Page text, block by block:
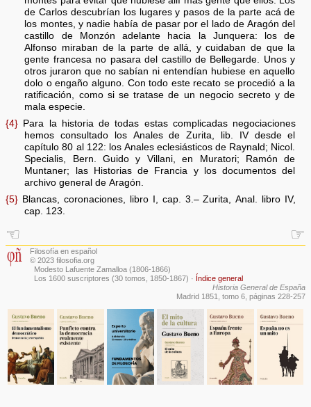
de Carlos descubrían los lugares y pasos de la parte acá de
los montes, y nadie había de pasar por el lado de Aragón del
castillo de Monzón adelante hacia la Junquera: los de
Alfonso miraban de la parte de allá, y cuidaban de que la
gente francesa no pasara del castillo de Bellegarde. Unos y
otros juraron que no sabían ni entendían hubiese en aquello
dolo o engaño alguno. Con todo este recato se procedió a la
ratificación, como si se tratase de un negocio secreto y de
mala especie.
{4} Para la historia de todas estas complicadas negociaciones
hemos consultado los Anales de Zurita, lib. IV desde el
capítulo 80 al 122: los Anales eclesiásticos de Raynald; Nicol.
Specialis, Bern. Guido y Villani, en Muratori; Ramón de
Muntaner; las Historias de Francia y los documentos del
archivo general de Aragón.
{5} Blancas, coronaciones, libro I, cap. 3.– Zurita, Anal. libro IV,
cap. 123.
☜ ☞
Filosofía en español
© 2023 filosofia.org
Modesto Lafuente Zamalloa (1806-1866)
Los 1600 suscriptores (30 tomos, 1850-1867) · Índice general
Historia General de España
Madrid 1851, tomo 6, páginas 228-257